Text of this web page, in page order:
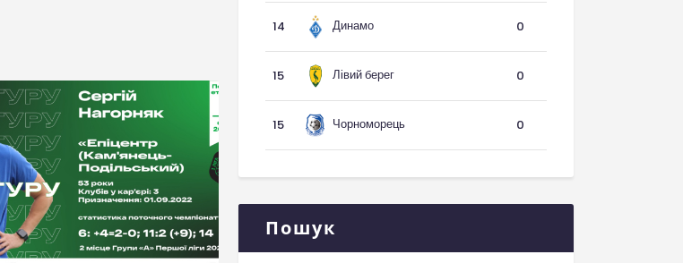
14 Динамо 0
15 Лівий берег 0
15 Чорноморець 0
Пошук